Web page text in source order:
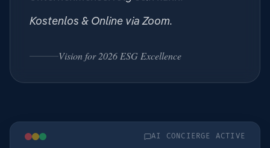
Kostenlos & Online via Zoom.
Vision for 2026 ESG Excellence
AI CONCIERGE ACTIVE